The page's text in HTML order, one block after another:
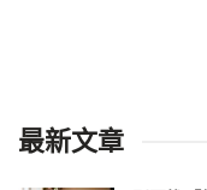
最新文章